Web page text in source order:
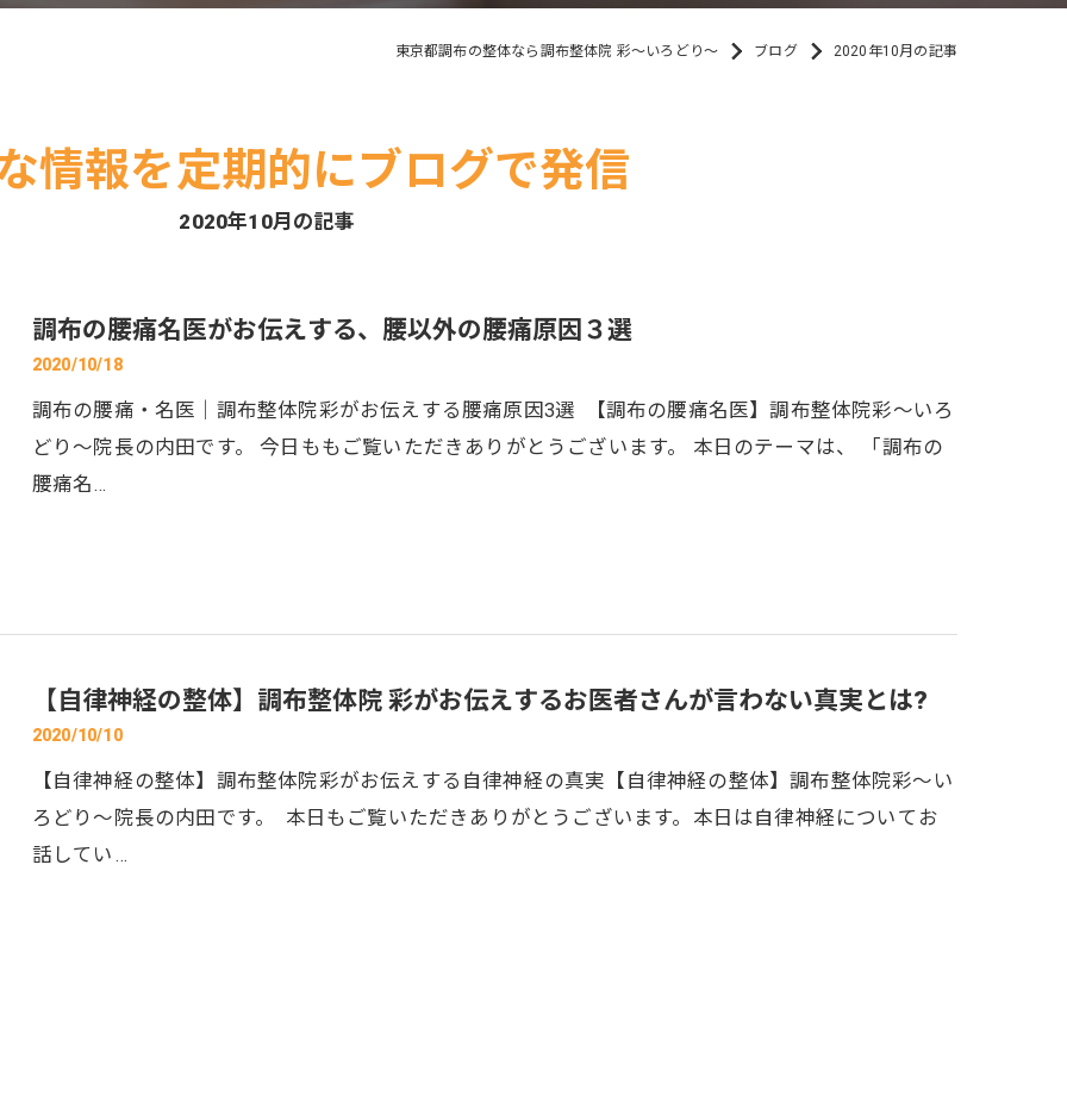
東京都調布の整体なら調布整体院 彩～いろどり～ ブログ 2020年10月の記事
情報を定期的にブログで発信
2020年10月の記事
調布の腰痛名医がお伝えする、腰以外の腰痛原因３選
2020/10/18
調布の腰痛・名医｜調布整体院彩がお伝えする腰痛原因3選 【調布の腰痛名医】調布整体院彩～いろ
どり～院長の内田です。 今日ももご覧いただきありがとうございます。 本日のテーマは、 「調布の
腰痛名…
【自律神経の整体】調布整体院 彩がお伝えするお医者さんが言わない真実とは?
2020/10/10
【自律神経の整体】調布整体院彩がお伝えする自律神経の真実【自律神経の整体】調布整体院彩～い
ろどり～院長の内田です。 本日もご覧いただきありがとうございます。本日は自律神経についてお
話してい…